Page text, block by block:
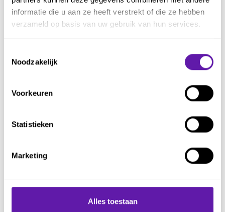
informatie die u aan ze heeft verstrekt of die ze hebben
verzameld op basis van uw gebruik van hun services.
Noodzakelijk
Voorkeuren
Statistieken
Marketing
Alles toestaan
Definitie van Workflow
Flow